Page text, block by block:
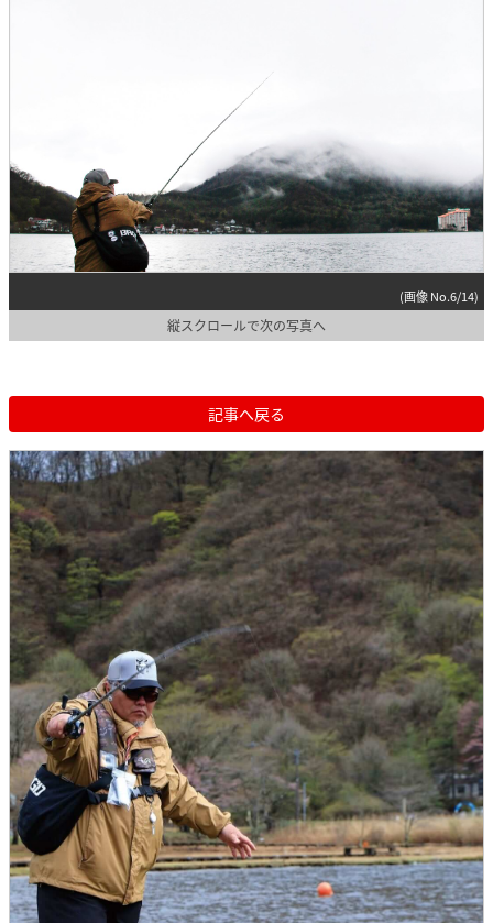
(画像 No.6/14)
縦スクロールで次の写真へ
記事へ戻る